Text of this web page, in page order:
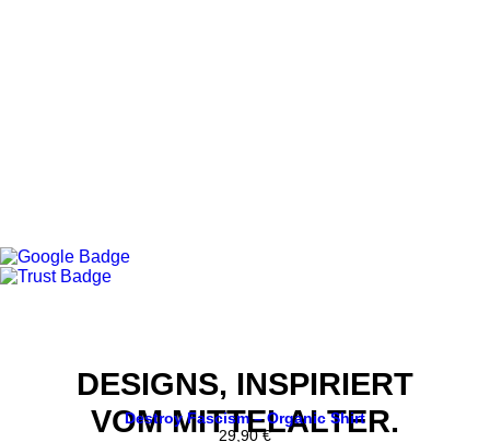
Destroy Fascism – Organic Shirt
29,90€
DESIGNS, INSPIRIERT
VOM MITTELALTER.